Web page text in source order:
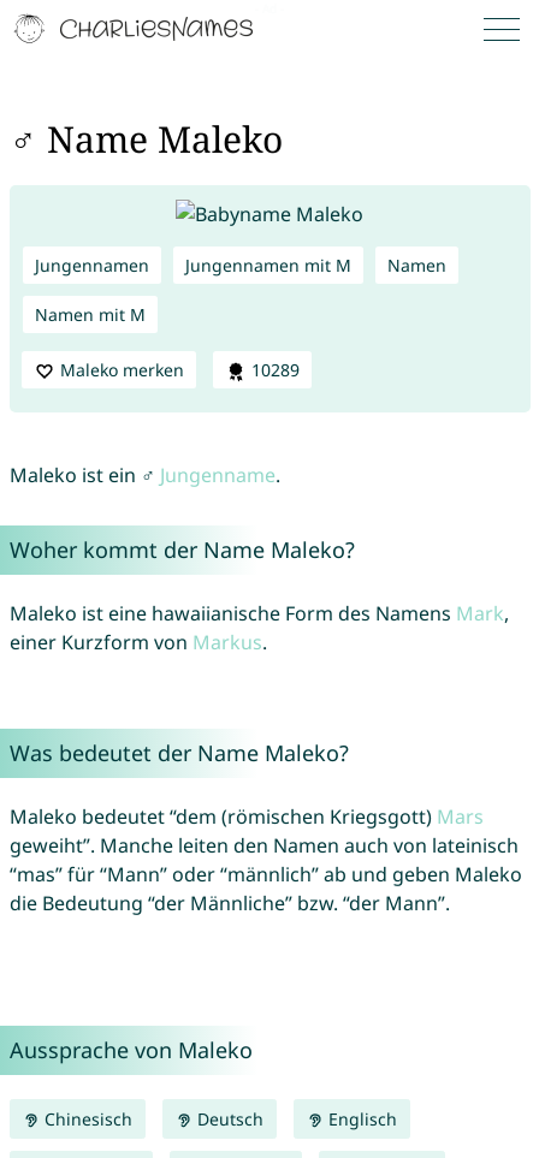
♂ Name Maleko
Jungennamen Jungennamen mit M Namen
Namen mit M
Maleko merken 10289
Maleko ist ein ♂ Jungenname.
Woher kommt der Name Maleko?
Maleko ist eine hawaiianische Form des Namens Mark,
einer Kurzform von Markus.
Was bedeutet der Name Maleko?
Maleko bedeutet “dem (römischen Kriegsgott) Mars
geweiht”. Manche leiten den Namen auch von lateinisch
“mas” für “Mann” oder “männlich” ab und geben Maleko
die Bedeutung “der Männliche” bzw. “der Mann”.
Aussprache von Maleko
Chinesisch Deutsch Englisch